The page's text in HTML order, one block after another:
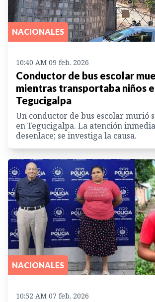
NACIONALES
10:40 AM 09 feb. 2026
Conductor de bus escolar
mientras transportaba niños
Tegucigalpa
Un conductor de bus escolar murió
en Tegucigalpa. La atención
desenlace; se investiga la causa.
NACIONALES
10:52 AM 07 feb. 2026